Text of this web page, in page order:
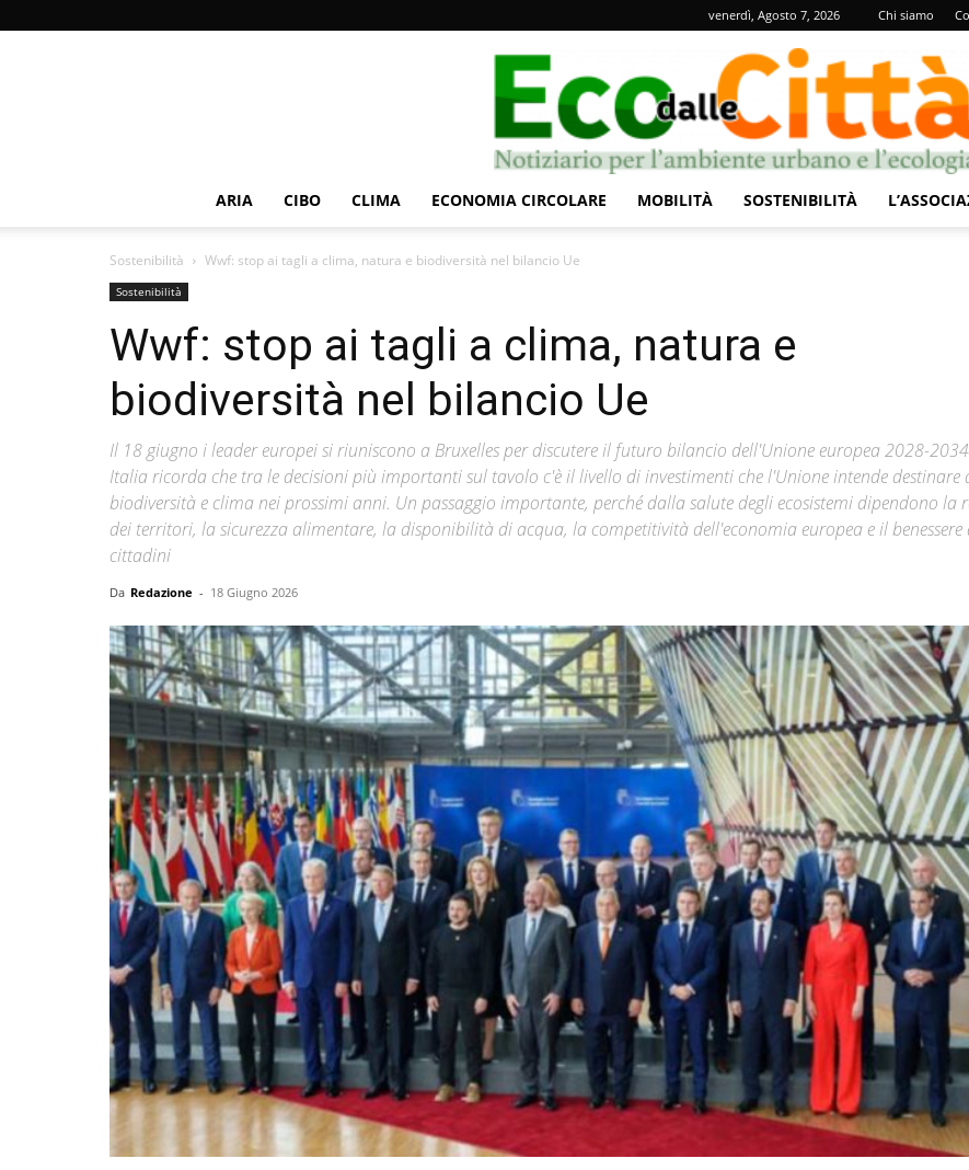
venerdì, Agosto 7, 2026 Chi siamo
Città
ARIA CIBO CLIMA ECONOMIA CIRCOLARE MOBILITÀ SOSTENIBILITÀ
Sostenibilità Wwf: stop ai tagli a clima, natura e biodiversità nel bilancio Ue
Sostenibilità
Wwf: stop ai tagli a clima, natura e
biodiversità nel bilancio Ue
Il 18 giugno i leader europei si riuniscono a Bruxelles per discutere il futuro bilancio dell'Unione europea 2028-
Italia ricorda che tra le decisioni più importanti sul tavolo c'è il livello di investimenti che l'Unione intende destinare
biodiversità e clima nei prossimi anni. Un passaggio importante, perché dalla salute degli ecosistemi dipendono la
dei territori, la sicurezza alimentare, la disponibilità di acqua, la competitività dell'economia europea e il benessere
cittadini
Da Redazione - 18 Giugno 2026